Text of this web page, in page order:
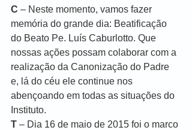
C – Neste momento, vamos fazer
memória do grande dia: Beatificação
do Beato Pe. Luís Caburlotto. Que
nossas ações possam colaborar com a
realização da Canonização do Padre
e, lá do céu ele continue nos
abençoando em todas as situações do
Instituto.
T – Dia 16 de maio de 2015 foi o marco